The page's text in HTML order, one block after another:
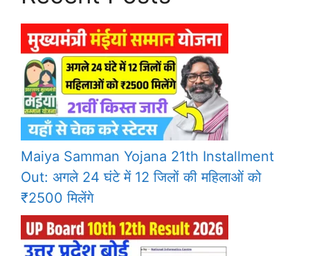
Maiya Samman Yojana 21th Installment
Out: अगले 24 घंटे में 12 जिलों की महिलाओं को
₹2500 मिलेंगे